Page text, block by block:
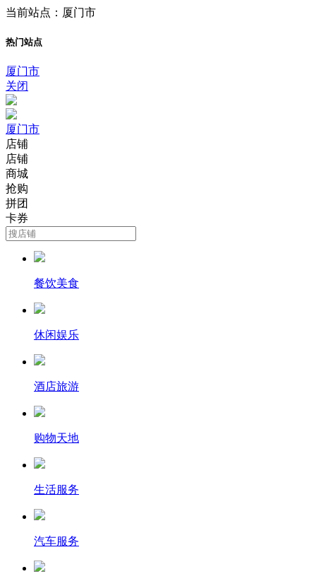
当前站点：厦门市
热门站点
厦门市
关闭
厦门市
店铺
店铺
商城
抢购
拼团
卡券
餐饮美食
休闲娱乐
酒店旅游
购物天地
生活服务
汽车服务